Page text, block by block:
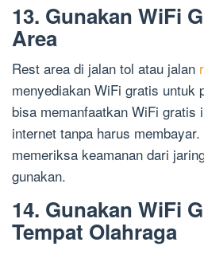
13. Gunakan WiFi
Area
Rest area di jalan tol atau jalan
menyediakan WiFi gratis untuk
bisa memanfaatkan WiFi gratis
internet tanpa harus
memeriksa keamanan dari
gunakan.
14. Gunakan WiFi
Tempat Olahraga